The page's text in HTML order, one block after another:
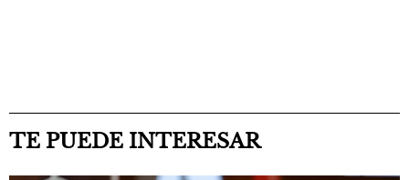
TE PUEDE INTERESAR